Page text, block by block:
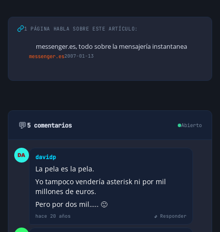
1 PÁGINA HABLA SOBRE ESTE ARTÍCULO:
messenger.es, todo sobre la mensajería instantanea
messenger.es2007-01-13
💬5 comentarios Abierto
davidp
La pela es la pela.
Yo tampoco vendería asterisk ni por mil
millones de euros.
Pero por dos mil….. 🙂
hace 20 años ↩ Responder